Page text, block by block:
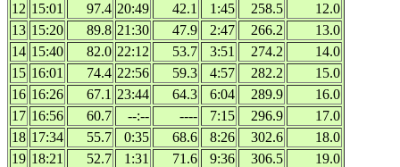
12 15:01 97.4 20:49 42.1 1:45 258.5
12.0
13 15:20 89.8 21:30 47.9 2:47 266.2
13.0
14 15:40 82.0 22:12 53.7 3:51 274.2
14.0
15 16:01 74.4 22:56 59.3 4:57 282.2
15.0
16 16:26 67.1 23:44 64.3 6:04 289.9
16.0
17 16:56 60.7 --:-- ---- 7:15 296.9
17.0
18 17:34 55.7 0:35 68.6 8:26 302.6
18.0
19 18:21 52.7 1:31 71.6 9:36 306.5
19.0